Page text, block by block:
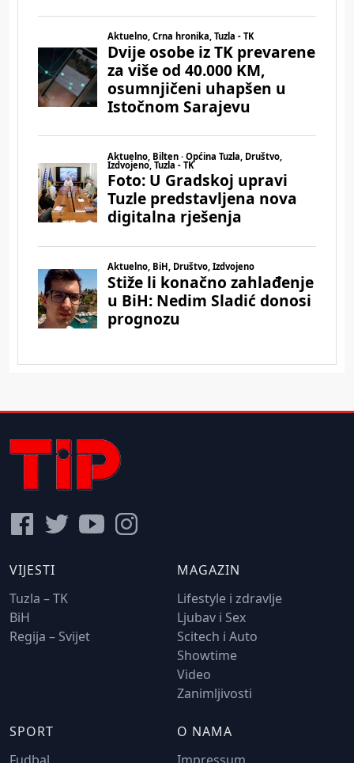
VIJESTI
Tuzla – TK
BiH
Regija – Svijet
MAGAZIN
Lifestyle i zdravlje
Ljubav i Sex
Scitech i Auto
Showtime
Video
Zanimljivosti
SPORT
O NAMA